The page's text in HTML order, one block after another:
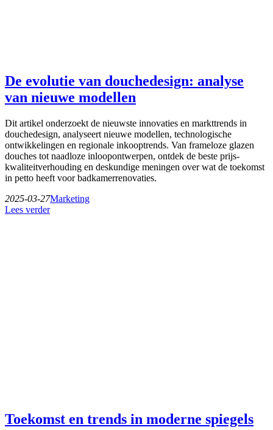
De evolutie van douchedesign: analyse
van nieuwe modellen
Dit artikel onderzoekt de nieuwste innovaties en markttrends in
douchedesign, analyseert nieuwe modellen, technologische
ontwikkelingen en regionale inkooptrends. Van frameloze glazen
douches tot naadloze inloopontwerpen, ontdek de beste prijs-
kwaliteitverhouding en deskundige meningen over wat de toekomst
in petto heeft voor badkamerrenovaties.
2025-03-27Marketing
Lees verder
Toekomst en trends in moderne spiegels